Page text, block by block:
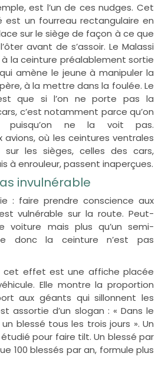
est l’un de ces nudges. Cet
est un fourreau rectangulaire en
sur le siège de façon à ce que
avant de s’assoir. Le Malassi
la ceinture préalablement sortie
amène le jeune à manipuler la
à la mettre dans la foulée. Le
que si l’on ne porte pas la
c’est notamment parce qu’on
puisqu’on ne la voit pas.
où les ceintures ventrales
sur les sièges, celles des cars,
à enrouleur, passent inaperçues.
invulnérable
: faire prendre conscience aux
vulnérable sur la route. Peut-
voiture mais plus qu’un semi-
donc la ceinture n’est pas
cet effet est une affiche placée
Elle montre la proportion
aux géants qui sillonnent les
assortie d’un slogan : « Dans le
blessé tous les trois jours ». Un
pour faire tilt. Un blessé par
100 blessés par an, formule plus